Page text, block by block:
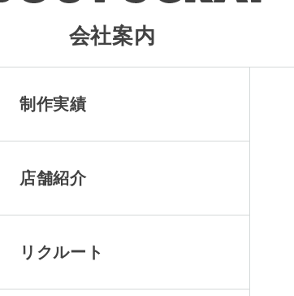
会社案内
制作実績
店舗紹介
リクルート